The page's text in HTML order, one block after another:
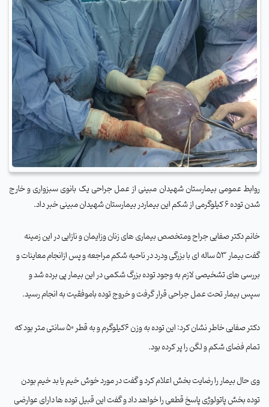
روابط عمومی بیمارستان شهیدان مبینی از عمل جراحی یک بانوی سبزواری و خارج
شدن توده 6 کیلوگرمی از شکم این بیماردر بیمارستان شهیدان مبینی خبر داد
.
خانم دکتر صفایی جراح ومتخصص بیماری های زنان وزایمان و نازایی در این زمینه
گفت بیمار 53 ساله ای با بزرگی ودرد در ناحیه شکم مراجعه و پس ازانجام معاینات و
بررسی های تشخیصی لازم به وجود توده بزرگ شکمی در این بیمار پی برده شد و
سپس بیمار تحت عمل جراحی قرار گرفت و خروج توده باموفقیت به انجام رسید.
دکتر صفایی خاطر نشان کرد: این توده به وزن 6کیلوگرم و به قطر 50 سانتی متر بود که
تمام فضای شکم و لگن را پر کرده بود.
وی حال بیمار را رضایت بخش اعلام کرد و گفت در مورد خوش خیم یا بد خیم بودن
توده بخش پاتولوژی پاسخ قطعی را خواهد داد و گفت این قبیل توده ها دارای عوارضی